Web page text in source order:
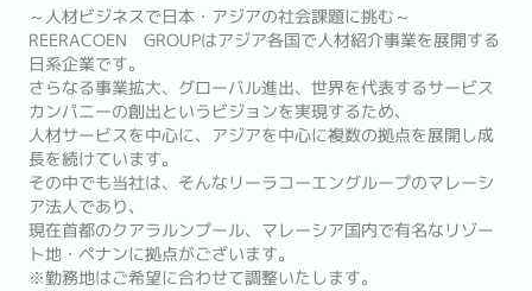
～人材ビジネスで日本・アジアの社会課題に挑む～
REERACOEN GROUPはアジア各国で人材紹介事業を展開する
日系企業です。
さらなる事業拡大、グローバル進出、世界を代表するサービス
カンパニーの創出というビジョンを実現するため、
人材サービスを中心に、アジアを中心に複数の拠点を展開し成
長を続けています。
その中でも当社は、そんなリーラコーエングループのマレーシ
ア法人であり、
現在首都のクアラルンプール、マレーシア国内で有名なリゾー
ト地・ペナンに拠点がございます。
※勤務地はご希望に合わせて調整いたします。